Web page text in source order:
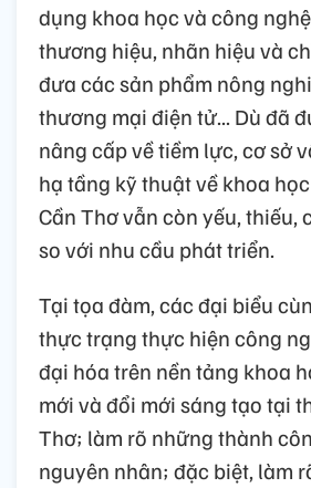
dụng khoa học và công
thương hiệu, nhãn hiệu và
đưa các sản phẩm nông
thương mại điện tử... Dù đã
nâng cấp về tiềm lực, cơ sở
hạ tầng kỹ thuật về khoa
Cần Thơ vẫn còn yếu, thiếu,
so với nhu cầu phát triển.
Tại tọa đàm, các đại biểu
thực trạng thực hiện công
đại hóa trên nền tảng khoa
mới và đổi mới sáng tạo tại
Thơ; làm rõ những thành
nguyên nhân; đặc biệt, làm